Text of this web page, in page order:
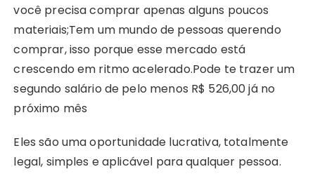
você precisa comprar apenas alguns poucos
materiais;Tem um mundo de pessoas querendo
comprar, isso porque esse mercado está
crescendo em ritmo acelerado.Pode te trazer um
segundo salário de pelo menos R$ 526,00 já no
próximo mês
Eles são uma oportunidade lucrativa, totalmente
legal, simples e aplicável para qualquer pessoa.